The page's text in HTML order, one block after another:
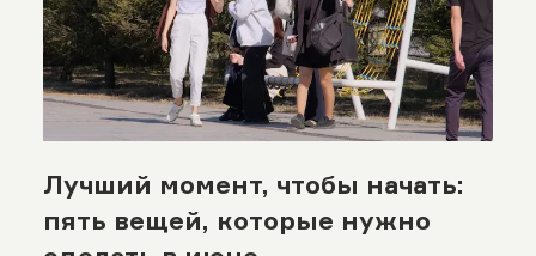
Лучший момент, чтобы начать:
пять вещей, которые нужно